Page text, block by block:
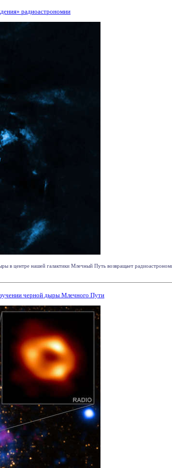
радиоастрономии
в центре нашей галактики Млечный Путь возвращает
черной дыры Млечного Пути